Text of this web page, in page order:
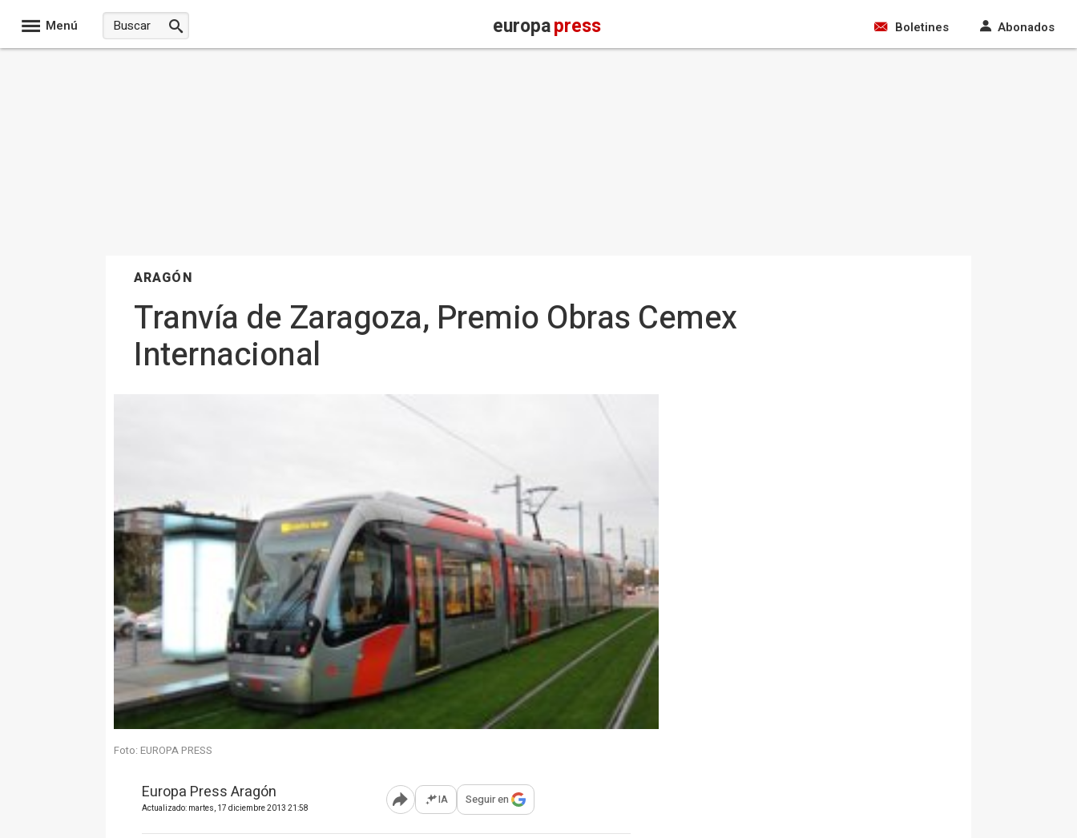
Menú europapress Boletines Abonados
ARAGÓN
Tranvía de Zaragoza, Premio Obras Cemex
Internacional
Foto: EUROPA PRESS
Europa Press Aragón
Actualizado: martes, 17 diciembre 2013 21:58 Abrir opciones para compartir
IA Seguir en